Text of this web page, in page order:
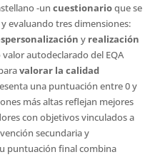
-un cuestionarioque se
y evaluando tres dimensiones:
y realización
autodeclarado del EQA
valorar la calidad
una puntuación entre 0 y
más altas reflejan mejores
con objetivos vinculados a
secundaria y
puntuación final combina